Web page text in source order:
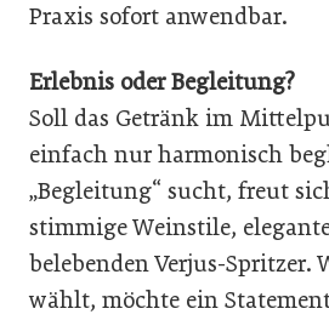
Praxis sofort anwendbar.
Erlebnis oder Begleitung?
Soll das Getränk im
einfach nur harmonisch
„Begleitung“ sucht, freut
stimmige Weinstile,
belebenden Verjus-Spritzer.
wählt, möchte ein